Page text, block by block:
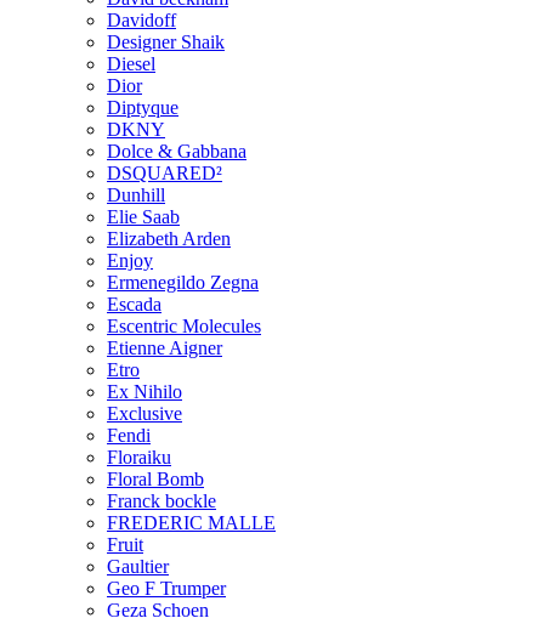
Davidoff
Designer Shaik
Diesel
Dior
Diptyque
DKNY
Dolce & Gabbana
DSQUARED²
Dunhill
Elie Saab
Elizabeth Arden
Enjoy
Ermenegildo Zegna
Escada
Escentric Molecules
Etienne Aigner
Etro
Ex Nihilo
Exclusive
Fendi
Floraiku
Floral Bomb
Franck bockle
FREDERIC MALLE
Fruit
Gaultier
Geo F Trumper
Geza Schoen